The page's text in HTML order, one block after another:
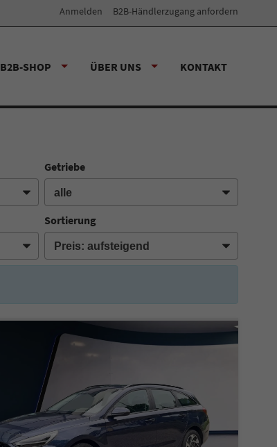
Anmelden B2B-Händlerzugang anfordern
B2B-SHOP ÜBER UNS KONTAKT
Getriebe
Sortierung